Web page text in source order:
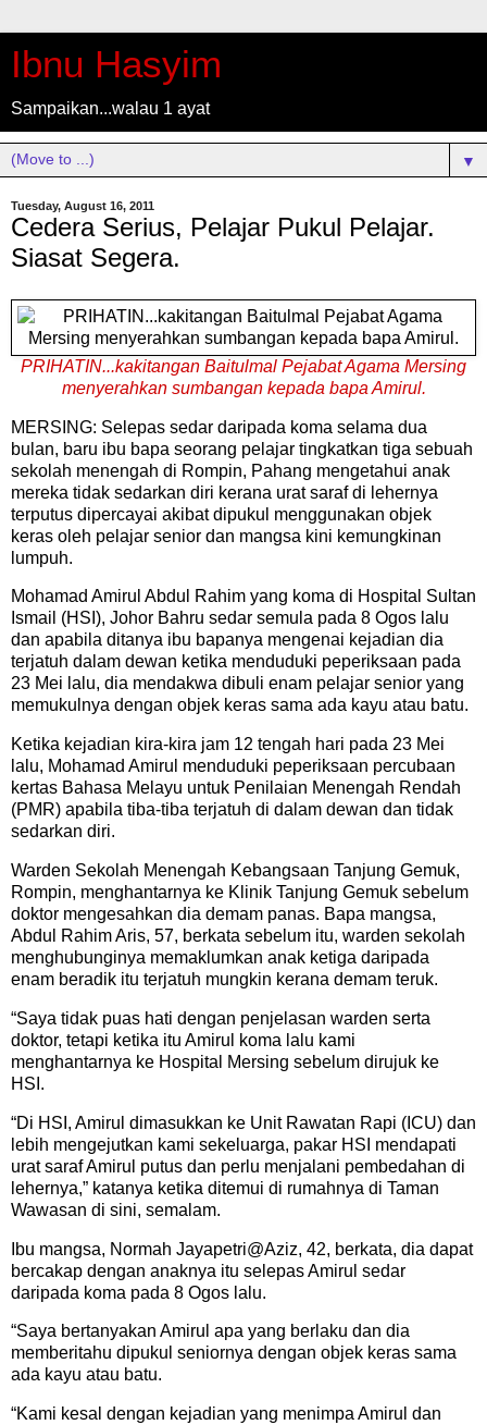
Ibnu Hasyim
Sampaikan...walau 1 ayat
▼
Tuesday, August 16, 2011
Cedera Serius, Pelajar Pukul Pelajar.
Siasat Segera.
PRIHATIN...kakitangan Baitulmal Pejabat Agama Mersing
menyerahkan sumbangan kepada bapa Amirul.
MERSING: Selepas sedar daripada koma selama dua
bulan, baru ibu bapa seorang pelajar tingkatkan tiga sebuah
sekolah menengah di Rompin, Pahang mengetahui anak
mereka tidak sedarkan diri kerana urat saraf di lehernya
terputus dipercayai akibat dipukul menggunakan objek
keras oleh pelajar senior dan mangsa kini kemungkinan
lumpuh.
Mohamad Amirul Abdul Rahim yang koma di Hospital Sultan
Ismail (HSI), Johor Bahru sedar semula pada 8 Ogos lalu
dan apabila ditanya ibu bapanya mengenai kejadian dia
terjatuh dalam dewan ketika menduduki peperiksaan pada
23 Mei lalu, dia mendakwa dibuli enam pelajar senior yang
memukulnya dengan objek keras sama ada kayu atau batu.
Ketika kejadian kira-kira jam 12 tengah hari pada 23 Mei
lalu, Mohamad Amirul menduduki peperiksaan percubaan
kertas Bahasa Melayu untuk Penilaian Menengah Rendah
(PMR) apabila tiba-tiba terjatuh di dalam dewan dan tidak
sedarkan diri.
Warden Sekolah Menengah Kebangsaan Tanjung Gemuk,
Rompin, menghantarnya ke Klinik Tanjung Gemuk sebelum
doktor mengesahkan dia demam panas. Bapa mangsa,
Abdul Rahim Aris, 57, berkata sebelum itu, warden sekolah
menghubunginya memaklumkan anak ketiga daripada
enam beradik itu terjatuh mungkin kerana demam teruk.
“Saya tidak puas hati dengan penjelasan warden serta
doktor, tetapi ketika itu Amirul koma lalu kami
menghantarnya ke Hospital Mersing sebelum dirujuk ke
HSI.
“Di HSI, Amirul dimasukkan ke Unit Rawatan Rapi (ICU) dan
lebih mengejutkan kami sekeluarga, pakar HSI mendapati
urat saraf Amirul putus dan perlu menjalani pembedahan di
lehernya,” katanya ketika ditemui di rumahnya di Taman
Wawasan di sini, semalam.
Ibu mangsa, Normah Jayapetri@Aziz, 42, berkata, dia dapat
bercakap dengan anaknya itu selepas Amirul sedar
daripada koma pada 8 Ogos lalu.
“Saya bertanyakan Amirul apa yang berlaku dan dia
memberitahu dipukul seniornya dengan objek keras sama
ada kayu atau batu.
“Kami kesal dengan kejadian yang menimpa Amirul dan